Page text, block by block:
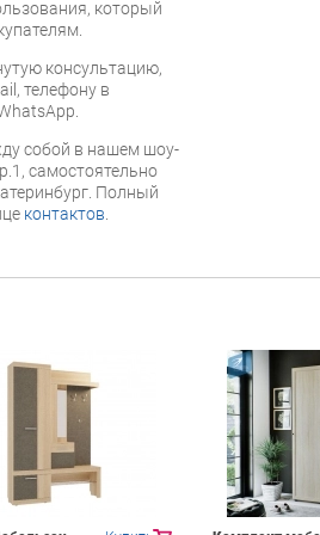
который
консультацию,
телефону в
собой в нашем шоу-
самостоятельно
Полный
контактов